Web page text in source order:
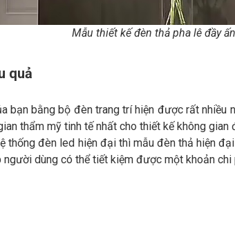
Mẫu thiết kế đèn thả pha lê đầy
quả
bạn bằng bộ đèn trang trí hiện được rất
thẩm mỹ tinh tế nhất cho thiết kế không gian
thống đèn led hiện đại thì mẫu đèn thả hiện
dùng có thể tiết kiệm được một khoản chi